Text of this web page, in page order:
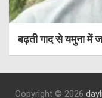
बढ़ती गाद से यमुना
Copyright © 2026